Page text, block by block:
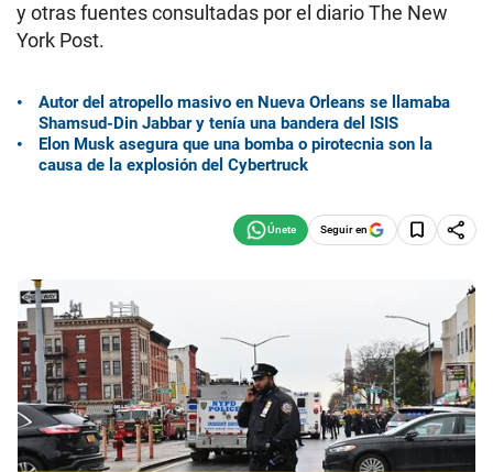
y otras fuentes consultadas por el diario The New
York Post.
Autor del atropello masivo en Nueva Orleans se llamaba
Shamsud-Din Jabbar y tenía una bandera del ISIS
Elon Musk asegura que una bomba o pirotecnia son la
causa de la explosión del Cybertruck
Seguir en